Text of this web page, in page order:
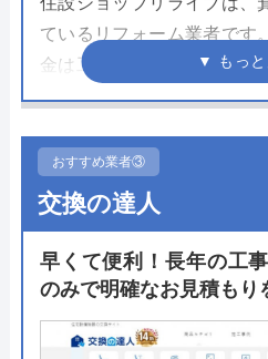
ているリフォーム業者です
金は工事・保証がコミコミ
材改修費、工事保証が含ま
りません。さらに、支払
クレジットカード、PayPay
です。
また、施工実績も豊富で、
イレ工事保証が3年間あり
おすすめ業者③
交換の達人
早くて便利！長年の工
のみで明確なお見積もり